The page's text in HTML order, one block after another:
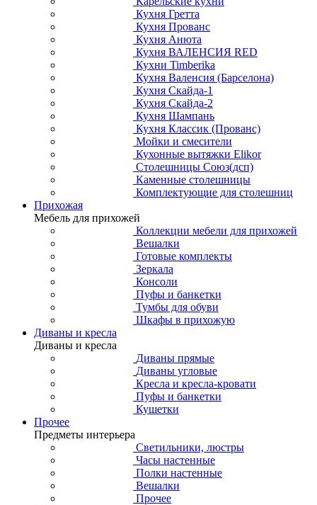
Кухня Гретта
Кухня Прованс
Кухня Анюта
Кухня ВАЛЕНСИЯ RED
Кухни Timberika
Кухня Валенсия (Барселона)
Кухня Скайда-1
Кухня Скайда-2
Кухня Шампань
Кухня Классик (Прованс)
Мойки и смесители
Кухонные вытяжки Elikor
Столешницы Союз(дсп)
Каменные столешницы
Комплектующие для столешниц
Прихожая
Мебель для прихожей
Коллекции мебели для прихожей
Вешалки
Готовые комплекты
Зеркала
Консоли
Пуфы и банкетки
Тумбы для обуви
Шкафы в прихожую
Диваны и кресла
Диваны и кресла
Диваны прямые
Диваны угловые
Кресла и кресла-кровати
Пуфы и банкетки
Кушетки
Прочее
Предметы интерьера
Светильники, люстры
Часы настенные
Полки настенные
Вешалки
Прочее